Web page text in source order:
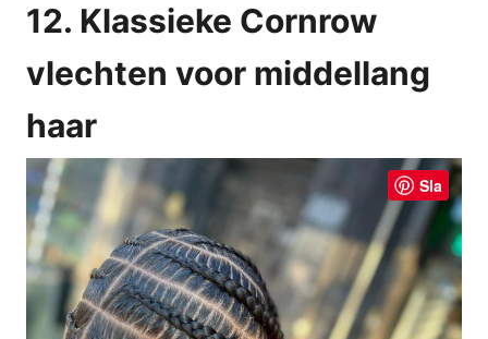
12. Klassieke Cornrow
vlechten voor middellang
haar
Sla